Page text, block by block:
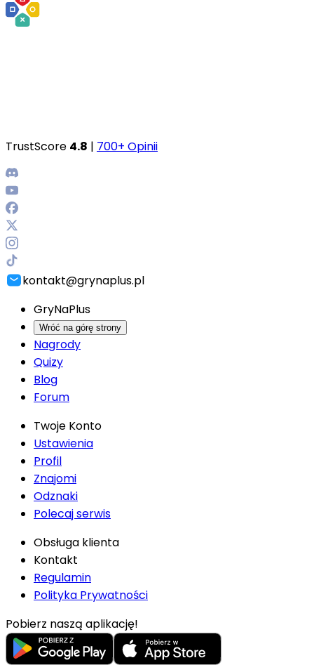
TrustScore 4.8 | 700+ Opinii
kontakt@grynaplus.pl
GryNaPlus
Wróć na górę strony
Nagrody
Quizy
Blog
Forum
Twoje Konto
Ustawienia
Profil
Znajomi
Odznaki
Polecaj serwis
Obsługa klienta
Kontakt
Regulamin
Polityka Prywatności
Pobierz naszą aplikację!